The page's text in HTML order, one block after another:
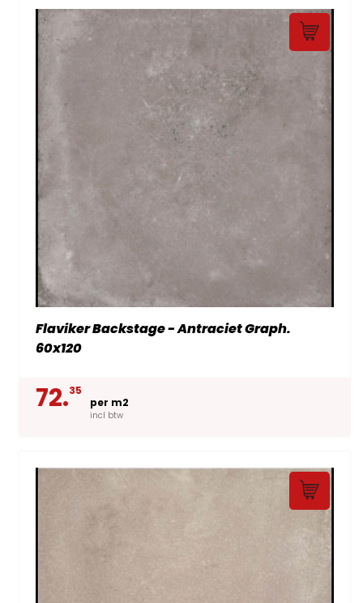
Flaviker Backstage - Antraciet Graph.
60x120
72.35
per m2
incl btw